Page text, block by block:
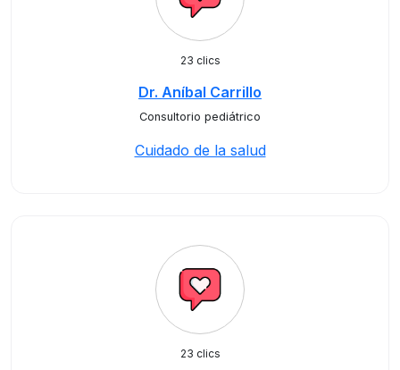
23 clics
Dr. Aníbal Carrillo
Consultorio pediátrico
Cuidado de la salud
23 clics